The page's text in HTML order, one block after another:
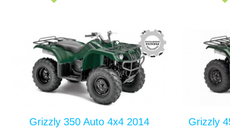
Grizzly 350 Auto 4x4 2014 Grizzly